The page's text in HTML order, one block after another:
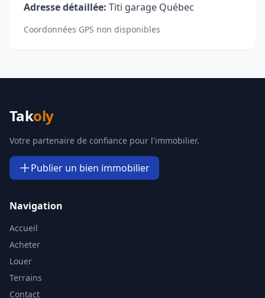
Adresse détaillée: Titi garage Québec
Coordonnées GPS non disponibles
Takoly
Votre partenaire de confiance pour l'immobilier.
Publier un bien immobilier
Navigation
Accueil
Acheter
Louer
Terrains
Contact